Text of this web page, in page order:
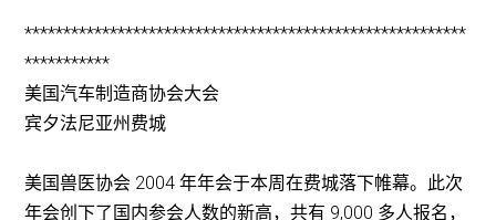
*********************************************************
***********
美国汽车制造商协会大会
宾夕法尼亚州费城
美国兽医协会 2004 年年会于本周在费城落下帷幕。此次
年会创下了国内参会人数的新高，共有 9,000 多人报名，